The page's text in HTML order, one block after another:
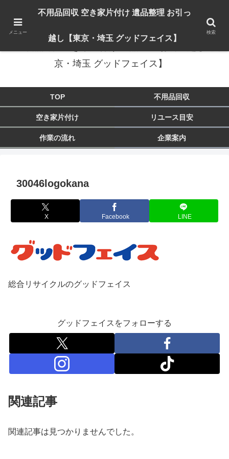
出張対応エリア：埼玉県 入間市 狭山市 飯能市 所沢市 川越市 日高市 鶴ヶ島市
京・埼玉 グッドフェイス】
TOP 不用品回収
空き家片付け リユース目安
作業の流れ 企業案内
30046logokana
X Facebook LINE
総合リサイクルのグッドフェイス
グッドフェイスをフォローする
関連記事
関連記事は見つかりませんでした。
メニュー
不用品回収 空き家片付け 遺品整理 お引っ
越し【東京・埼玉 グッドフェイス】
検索